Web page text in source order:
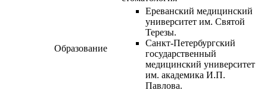
Образование
Ереванский медицинский
университет им. Святой
Терезы.
Санкт-Петербургский
государственный
медицинский университет
им. академика И.П.
Павлова.